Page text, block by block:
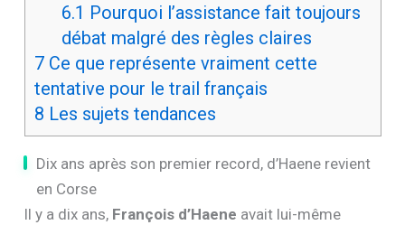
6.1 Pourquoi l’assistance fait toujours
débat malgré des règles claires
7Ce que représente vraiment cette
tentative pour le trail français
8 Les sujets tendances
Dix ans après son premier record, d’Haene revient
en Corse
Il y a dix ans, François d’Haene avait lui-même